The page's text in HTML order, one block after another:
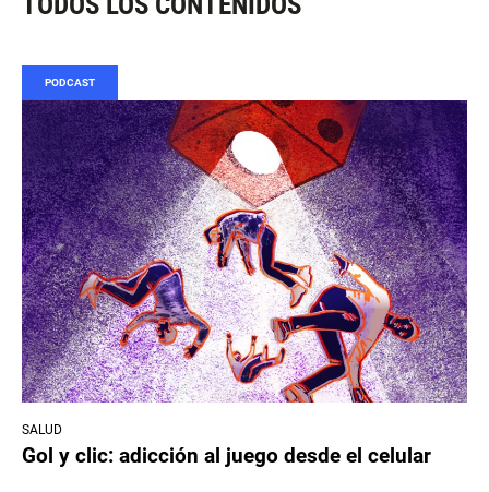
PODCAST
SALUD
Gol y clic: adicción al juego desde el celular